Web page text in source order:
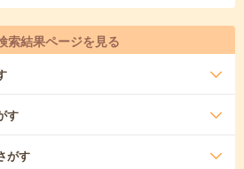
索結果ページを見る
す
がす